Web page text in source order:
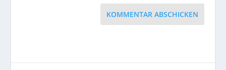
KOMMENTAR ABSCHICKEN